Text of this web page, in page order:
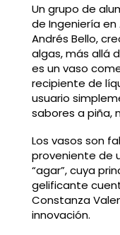
Un grupo de
de Ingeniería
Andrés Bello,
algas, más allá
es un vaso
recipiente de
usuario
sabores a piña,
Los vasos son
proveniente de
“agar”, cuya
gelificante
Constanza
innovación.